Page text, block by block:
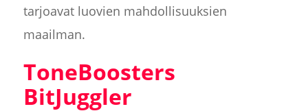
tarjoavat luovien mahdollisuuksien
maailman.
ToneBoosters
BitJuggler